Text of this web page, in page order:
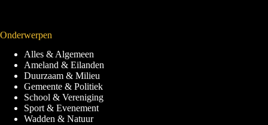
Onderwerpen
Alles & Algemeen
Ameland & Eilanden
Duurzaam & Milieu
Gemeente & Politiek
School & Vereniging
Sport & Evenement
Wadden & Natuur